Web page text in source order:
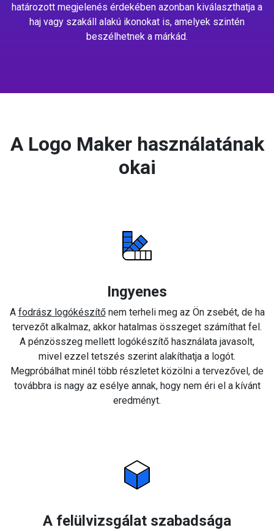
határozott megjelenés érdekében azonban kiválaszthatja a
haj vagy szakáll alakú ikonokat is, amelyek szintén
beszélhetnek a márkád.
A Logo Maker használatának
okai
Ingyenes
A fodrász logókészítőnem terheli meg az Ön zsebét, de ha
tervezőt alkalmaz, akkor hatalmas összeget számíthat fel.
A pénzösszeg mellett logókészítő használata javasolt,
mivel ezzel tetszés szerint alakíthatja a logót.
Megpróbálhat minél több részletet közölni a tervezővel, de
továbbra is nagy az esélye annak, hogy nem éri el a kívánt
eredményt.
A felülvizsgálat szabadsága